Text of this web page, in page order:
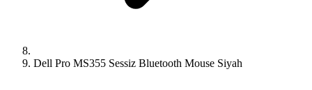
Dell Pro MS355 Sessiz Bluetooth Mouse Siyah